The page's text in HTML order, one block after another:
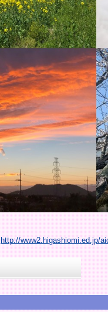
http://www2.higashiomi.ed.jp/